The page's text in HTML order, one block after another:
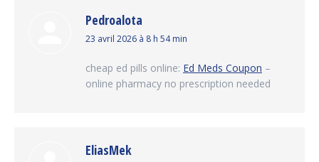
Pedroalota
dit
23 avril 2026 à 8 h 54 min
cheap ed pills online: Ed Meds Coupon –
online pharmacy no prescription needed
EliasMek